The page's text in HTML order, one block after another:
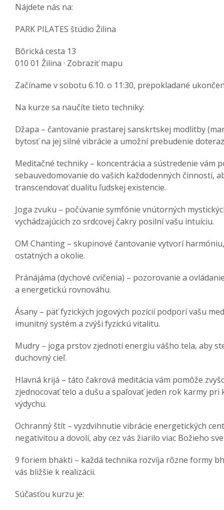
Nájdete nás na:
PARK PILATES štúdio Žilina
Bôrická cesta 13
010 01 Žilina · Zobraziť mapu
Začíname v sobotu 6.10. o 11:30, prepokladané
Na kurze sa naučíte tieto techniky:
Džapa – čantovanie prastarej sanskrtskej modlitby
bytosť na jej silné vibrácie a umožní prebudenie
Meditačné techniky – koncentrácia a sústredenie vám
sebauvedomovanie do vašich každodenných činností,
transcendovať dualitu ľudskej existencie.
Joga zvuku – počúvanie symfónie vnútorných
vychádzajúcich zo srdcovej čakry posilní vašu intuíciu.
OM Chanting – skupinové čantovanie vytvorí
ostatných a okolie.
Pránájáma (dychové cvičenia) – pozorovanie a
a energetickú rovnováhu.
Ásany – päť fyzických jogových pozícií podporí vašu
imunitný systém a zvýši fyzickú vitalitu.
Mudry – joga prstov zjednotí energiu vášho tela, aby
duchovný cieľ.
Hlavná krijá – táto čakrová meditácia vám pomôže
zjednocovať telo a dušu a spaľovať jeden rok karmy pri
výdychu.
Ochranný štít – vyzdvihnutie vibrácie energetických
negativitou a dovolí, aby cez vás žiarilo viac Božieho
9 foriem bhakti – každá technika rozvíja rôzne formy
vás bližšie k realizácii.
Súčasťou kurzu je: